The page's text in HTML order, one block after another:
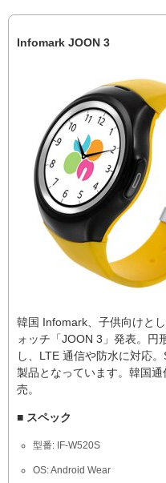
Infomark JOON 3
韓国 Infomark、子供向けと
ォッチ「JOON 3」発表。円
し、LTE 通信や防水に対応
製品となっています。韓国
売。
■ スペック
型番: IF-W520S
OS: Android Wear